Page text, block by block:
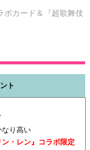
カード＆『超歌舞伎
ト
なり高い
ン・レン』コラボ限定